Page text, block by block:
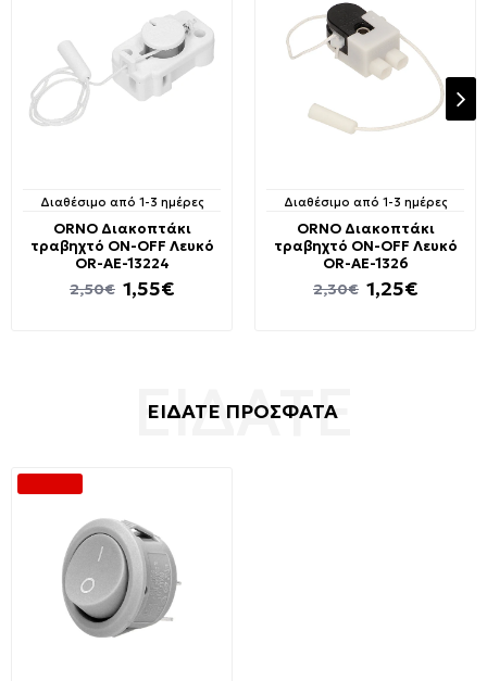
Διαθέσιμο από 1-3 ημέρες
ORNO Διακοπτάκι
τραβηχτό ON-OFF Λευκό
OR-AE-13224
1,55€
2,50€
Διαθέσιμο από 1-3 ημέρες
ORNO Διακοπτάκι
τραβηχτό ON-OFF Λευκό
OR-AE-1326
1,25€
2,30€
ΕΙΔΑΤΕ ΠΡΟΣΦΑΤΑ